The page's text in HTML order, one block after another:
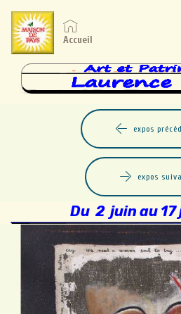
Accueil
expos
expos
Du 2 juin au 17